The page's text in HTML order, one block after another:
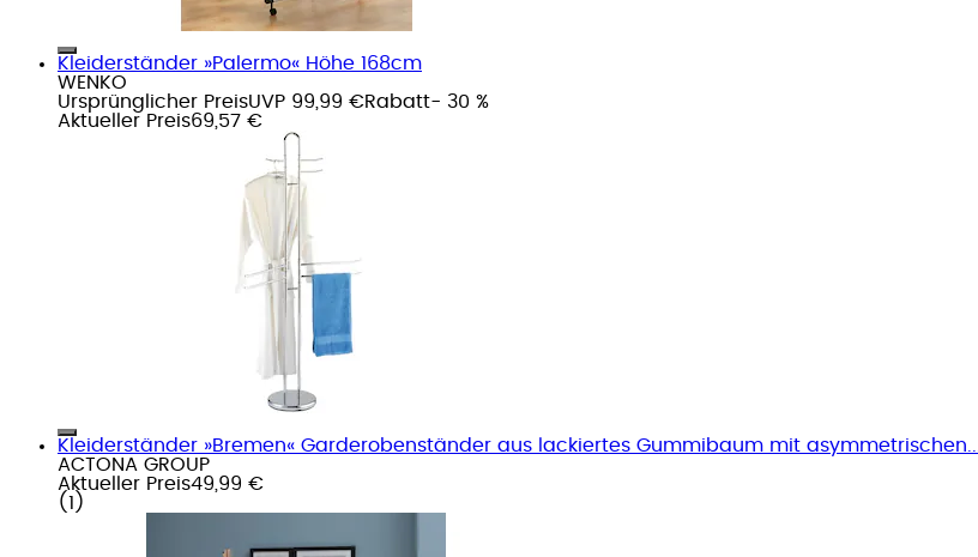
Kleiderständer »Palermo« Höhe 168cm
WENKO
Ursprünglicher PreisUVP 99,99 €Rabatt- 30 %
Aktueller Preis69,57 €
Kleiderständer »Bremen« Garderobenständer aus lackiertes Gummibaum mit asymmetrischen...
ACTONA GROUP
Aktueller Preis49,99 €
( 1 )